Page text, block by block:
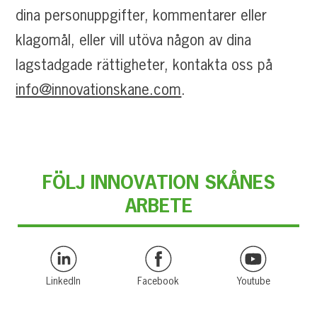
dina personuppgifter, kommentarer eller
klagomål, eller vill utöva någon av dina
lagstadgade rättigheter, kontakta oss på
info@innovationskane.com.
FÖLJ INNOVATION SKÅNES
ARBETE
LinkedIn Facebook Youtube